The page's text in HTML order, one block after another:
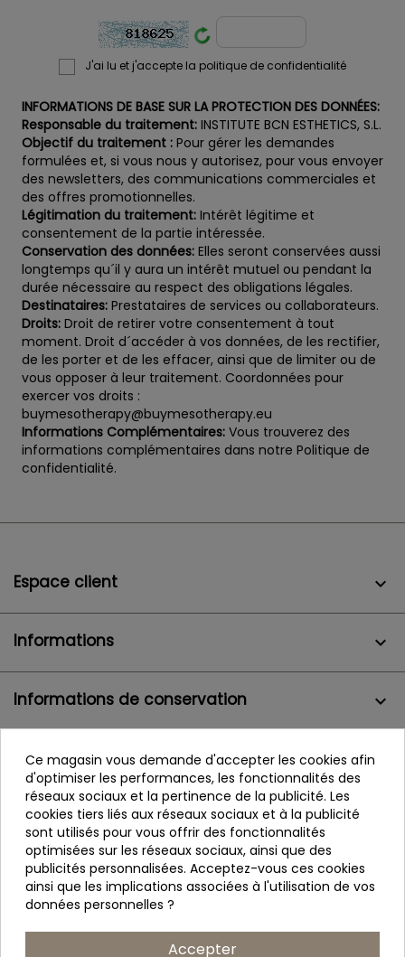
J'ai lu et j'accepte la politique de confidentialité
INFORMATIONS DE BASE SUR LA PROTECTION DES DONNÉES:
Responsable du traitement: INSTITUTE BCN ESTHETICS, S.L.
Objectif du traitement : Pour gérer les demandes
formulées et, si vous nous y autorisez, pour vous envoyer
des newsletters, des communications commerciales et
des offres promotionnelles.
Légitimation du traitement: Intérêt légitime et
consentement de la partie intéressée.
Conservation des données: Elles seront conservées aussi
longtemps qu´il y aura un intérêt mutuel ou pendant la
durée nécessaire au respect des obligations légales.
Destinataires: Prestataires de services ou collaborateurs.
Droits: Droit de retirer votre consentement à tout
moment. Droit d´accéder à vos données, de les rectifier,
de les porter et de les effacer, ainsi que de limiter ou de
vous opposer à leur traitement. Coordonnées pour
exercer vos droits :
buymesotherapy@buymesotherapy.eu
Informations Complémentaires: Vous trouverez des
informations complémentaires dans notre Politique de
confidentialité.
Espace client 
Informations 
Informations de conservation keyboard_arrow_down
Confiance
Ce magasin vous demande d'accepter les cookies afin
d'optimiser les performances, les fonctionnalités des
réseaux sociaux et la pertinence de la publicité. Les
cookies tiers liés aux réseaux sociaux et à la publicité
sont utilisés pour vous offrir des fonctionnalités
optimisées sur les réseaux sociaux, ainsi que des
publicités personnalisées. Acceptez-vous ces cookies
ainsi que les implications associées à l'utilisation de vos
données personnelles ?
Accepter